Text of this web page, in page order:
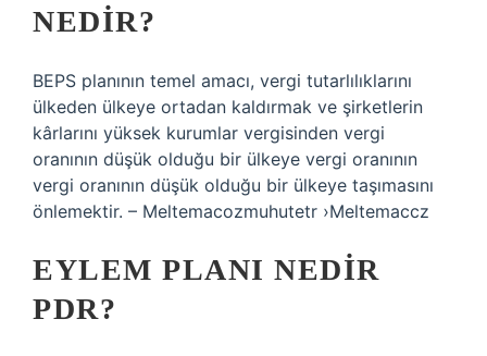
NEDIR?
BEPS planının temel amacı, vergi tutarlılıklarını
ülkeden ülkeye ortadan kaldırmak ve şirketlerin
kârlarını yüksek kurumlar vergisinden vergi
oranının düşük olduğu bir ülkeye vergi oranının
vergi oranının düşük olduğu bir ülkeye taşımasını
önlemektir. – Meltemacozmuhutetr ›Meltemaccz
EYLEM PLANI NEDIR
PDR?